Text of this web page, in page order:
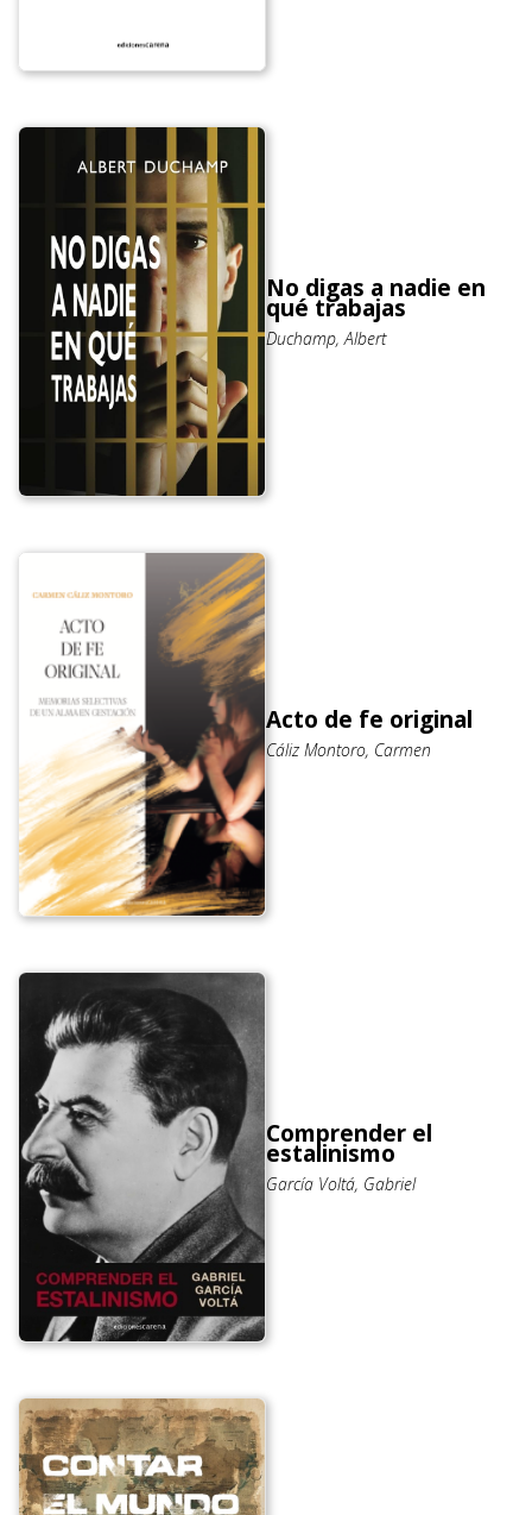
No digas a nadie en
qué trabajas
Duchamp, Albert
Acto de fe original
Cáliz Montoro, Carmen
Comprender el
estalinismo
García Voltá, Gabriel